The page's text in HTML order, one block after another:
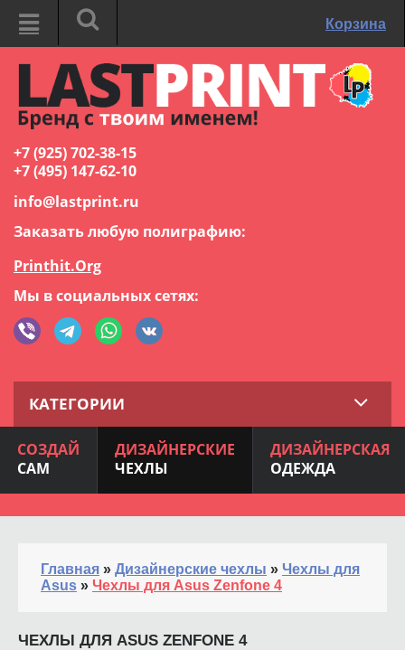
Корзина
+7 (925) 702-38-15
+7 (495) 147-62-10
info@lastprint.ru
Заказать любую полиграфию:
Printhit.Org
Мы в социальных сетях:
КАТЕГОРИИ
СОЗДАЙ
САМ
ДИЗАЙНЕРСКИЕ
ЧЕХЛЫ
ДИЗАЙНЕРСКАЯ
ОДЕЖДА
Главная » Дизайнерские чехлы » Чехлы для
Asus » Чехлы для Asus Zenfone 4
ЧЕХЛЫ ДЛЯ ASUS ZENFONE 4